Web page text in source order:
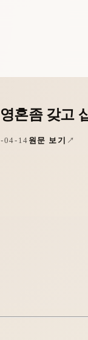
혼좀 갖고
04-14원문 보기